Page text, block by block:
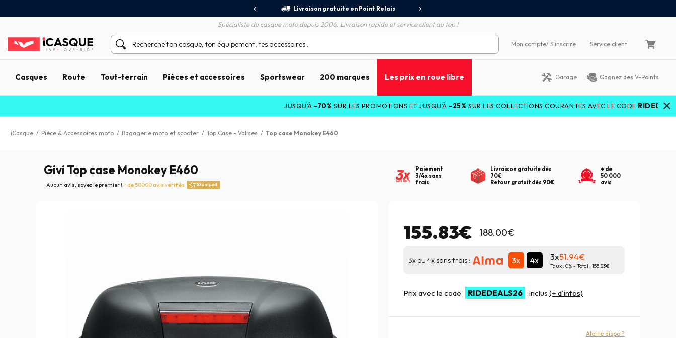
Livraison gratuite en Point Relais
Spécialiste du casque moto depuis 2006. Livraison rapide et service client au top !
Mon compte/ S'inscrire Service client
Casques Route Tout-terrain Pièces et accessoires Sportswear 200 marques Les prix en roue libre Garage Gagnez des V-Points
JUSQU'À-70%SUR LES PROMOTIONS ET JUSQU'À-25%SUR LES COLLECTIONS COURANTES AVEC LE CODE RIDEDEALS26
iCasque / Pièce & Accessoires moto / Bagagerie moto et scooter / Top Case - Valises / Top case Monokey E460
Givi Top case Monokey E460
Aucun avis, soyez le premier ! + de 50000 avis vérifiés
Paiement
3/4x sans
frais
Livraison gratuite dès
70€
Retour gratuit dès 90€
+ de
50 000
avis
155.83€ 188.00€
3x ou 4x sans frais : 3x 4x 3x51.94
Taux : 0% - Total : 155.83
Prix avec le code RIDEDEALS26 inclus (+ d'infos)
Alerte dispo ?